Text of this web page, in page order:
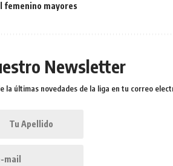
femenino mayores
Newsletter
la últimas novedades de la liga en tu correo